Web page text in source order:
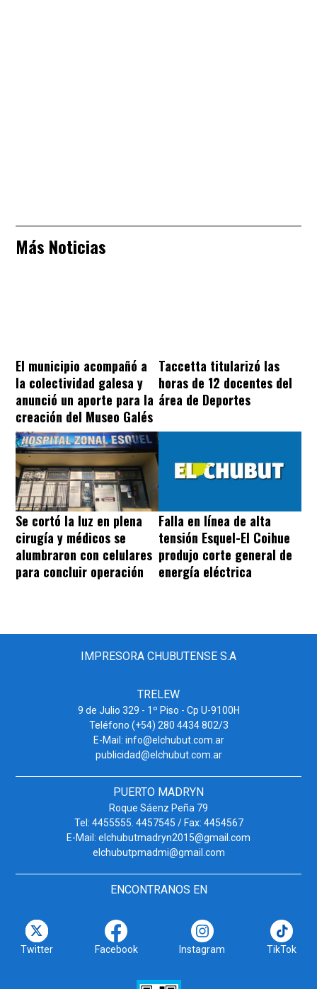
Más Noticias
El municipio acompañó a
la colectividad galesa y
anunció un aporte para la
creación del Museo Galés
Taccetta titularizó las
horas de 12 docentes del
área de Deportes
Se cortó la luz en plena
cirugía y médicos se
alumbraron con celulares
para concluir operación
Falla en línea de alta
tensión Esquel-El Coihue
produjo corte general de
energía eléctrica
IMPRESORA CHUBUTENSE S.A
TRELEW
9 de Julio 329 - 1º Piso - Cp U-9100H
Teléfono (+54) 280 4434 802/3
E-Mail: info@elchubut.com.ar
publicidad@elchubut.com.ar
PUERTO MADRYN
Roque Sáenz Peña 79
Tel: 4455555. 4457545 / Fax: 4454567
E-Mail: elchubutmadryn2015@gmail.com
elchubutpmadmi@gmail.com
ENCONTRANOS EN
Twitter Facebook Instagram TikTok